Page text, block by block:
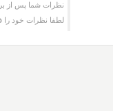
نظرات شما پس از
لطفا نظرات خود را